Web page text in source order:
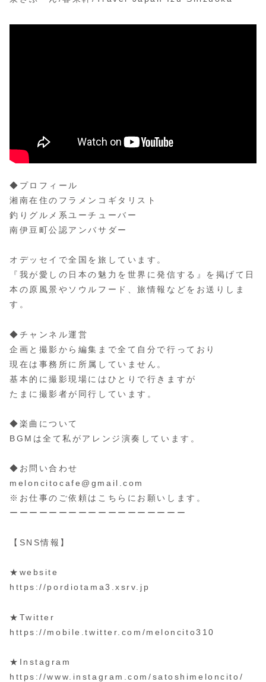
◆プロフィール
湘南在住のフラメンコギタリスト
釣りグルメ系ユーチューバー
南伊豆町公認アンバサダー
オデッセイで全国を旅しています。
『我が愛しの日本の魅力を世界に発信する』を掲げて日
本の原風景やソウルフード、旅情報などをお送りしま
す。
◆チャンネル運営
企画と撮影から編集まで全て自分で行っており
現在は事務所に所属していません。
基本的に撮影現場にはひとりで行きますが
たまに撮影者が同行しています。
◆楽曲について
BGMは全て私がアレンジ演奏しています。
◆お問い合わせ
meloncitocafe@gmail.com
※お仕事のご依頼はこちらにお願いします。
ーーーーーーーーーーーーーーーーーー
【SNS情報】
★website
https://pordiotama3.xsrv.jp
★Twitter
https://mobile.twitter.com/meloncito310
★Instagram
https://www.instagram.com/satoshimeloncito/